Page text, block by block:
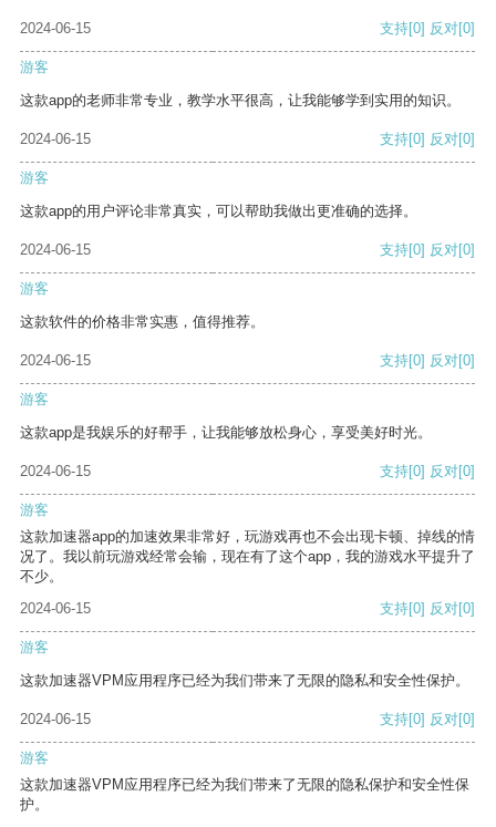
2024-06-15 支持[0] 反对[0]
游客
这款app的老师非常专业，教学水平很高，让我能够学到实用的知识。
2024-06-15 支持[0] 反对[0]
游客
这款app的用户评论非常真实，可以帮助我做出更准确的选择。
2024-06-15 支持[0] 反对[0]
游客
这款软件的价格非常实惠，值得推荐。
2024-06-15 支持[0] 反对[0]
游客
这款app是我娱乐的好帮手，让我能够放松身心，享受美好时光。
2024-06-15 支持[0] 反对[0]
游客
这款加速器app的加速效果非常好，玩游戏再也不会出现卡顿、掉线的情
况了。我以前玩游戏经常会输，现在有了这个app，我的游戏水平提升了
不少。
2024-06-15
支持[0] 反对[0]
游客
这款加速器VPM应用程序已经为我们带来了无限的隐私和安全性保护。
2024-06-15 支持[0] 反对[0]
游客
这款加速器VPM应用程序已经为我们带来了无限的隐私保护和安全性保
护。